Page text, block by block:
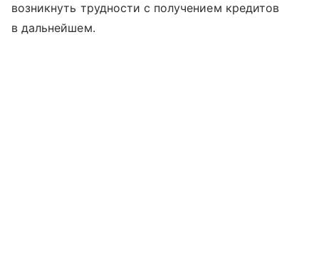
возникнуть трудности с получением кредитов
в дальнейшем.